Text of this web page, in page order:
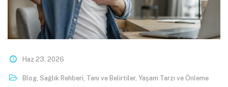
Haz 23, 2026
Blog, Sağlık Rehberi, Tanı ve Belirtiler, Yaşam Tarzı ve Önleme